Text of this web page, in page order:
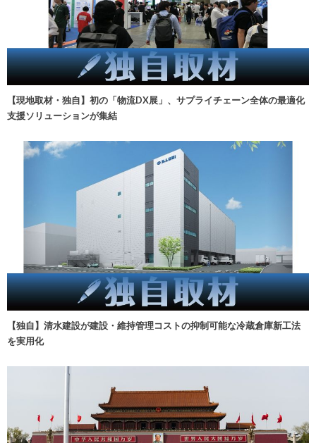
【現地取材・独自】初の「物流DX展」、サプライチェーン全体の最適化
支援ソリューションが集結
【独自】清水建設が建設・維持管理コストの抑制可能な冷蔵倉庫新工法
を実用化